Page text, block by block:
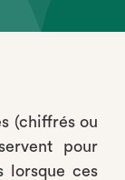
(chiffrés ou
pour
lorsque ces